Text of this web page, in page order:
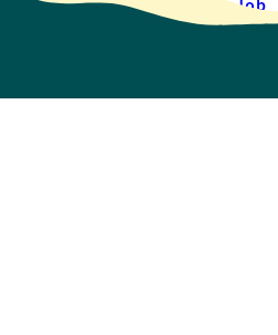
Oversigt over selvbetjeningJob